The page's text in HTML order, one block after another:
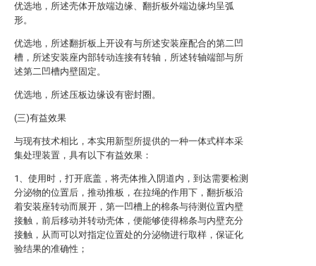
优选地，所述壳体开放端边缘、翻折板外端边缘均呈弧
形。
优选地，所述翻折板上开设有与所述安装座配合的第二凹
槽，所述安装座内部转动连接有转轴，所述转轴端部与所
述第二凹槽内壁固定。
优选地，所述压板边缘设有密封圈。
(三)有益效果
与现有技术相比，本实用新型所提供的一种一体式样本采
集处理装置，具有以下有益效果：
1、使用时，打开底盖，将壳体推入阴道内，到达需要检测
分泌物的位置后，推动推板，在拉绳的作用下，翻折板沿
着安装座转动而展开，第一凹槽上的棉条与待测位置内壁
接触，前后移动并转动壳体，便能够使得棉条与内壁充分
接触，从而可以对指定位置处的分泌物进行取样，保证化
验结果的准确性；